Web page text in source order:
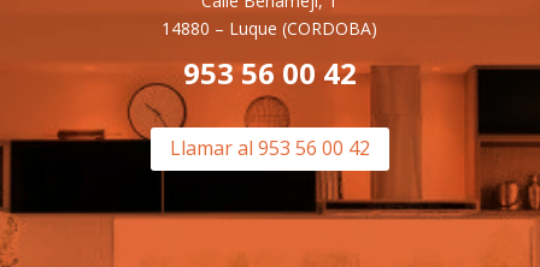
14880 – Luque (CORDOBA)
953 56 00 42
Llamar al 953 56 00 42